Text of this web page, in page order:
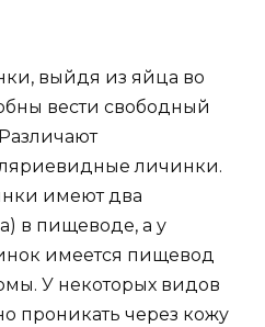
выйдя из яйца во
вести свободный
личинки.
имеют два
в пищеводе, а у
имеется пищевод
У некоторых видов
проникать через кожу